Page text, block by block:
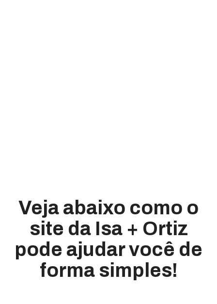
Veja abaixo como o
site da Isa + Ortiz
pode ajudar você de
forma simples!